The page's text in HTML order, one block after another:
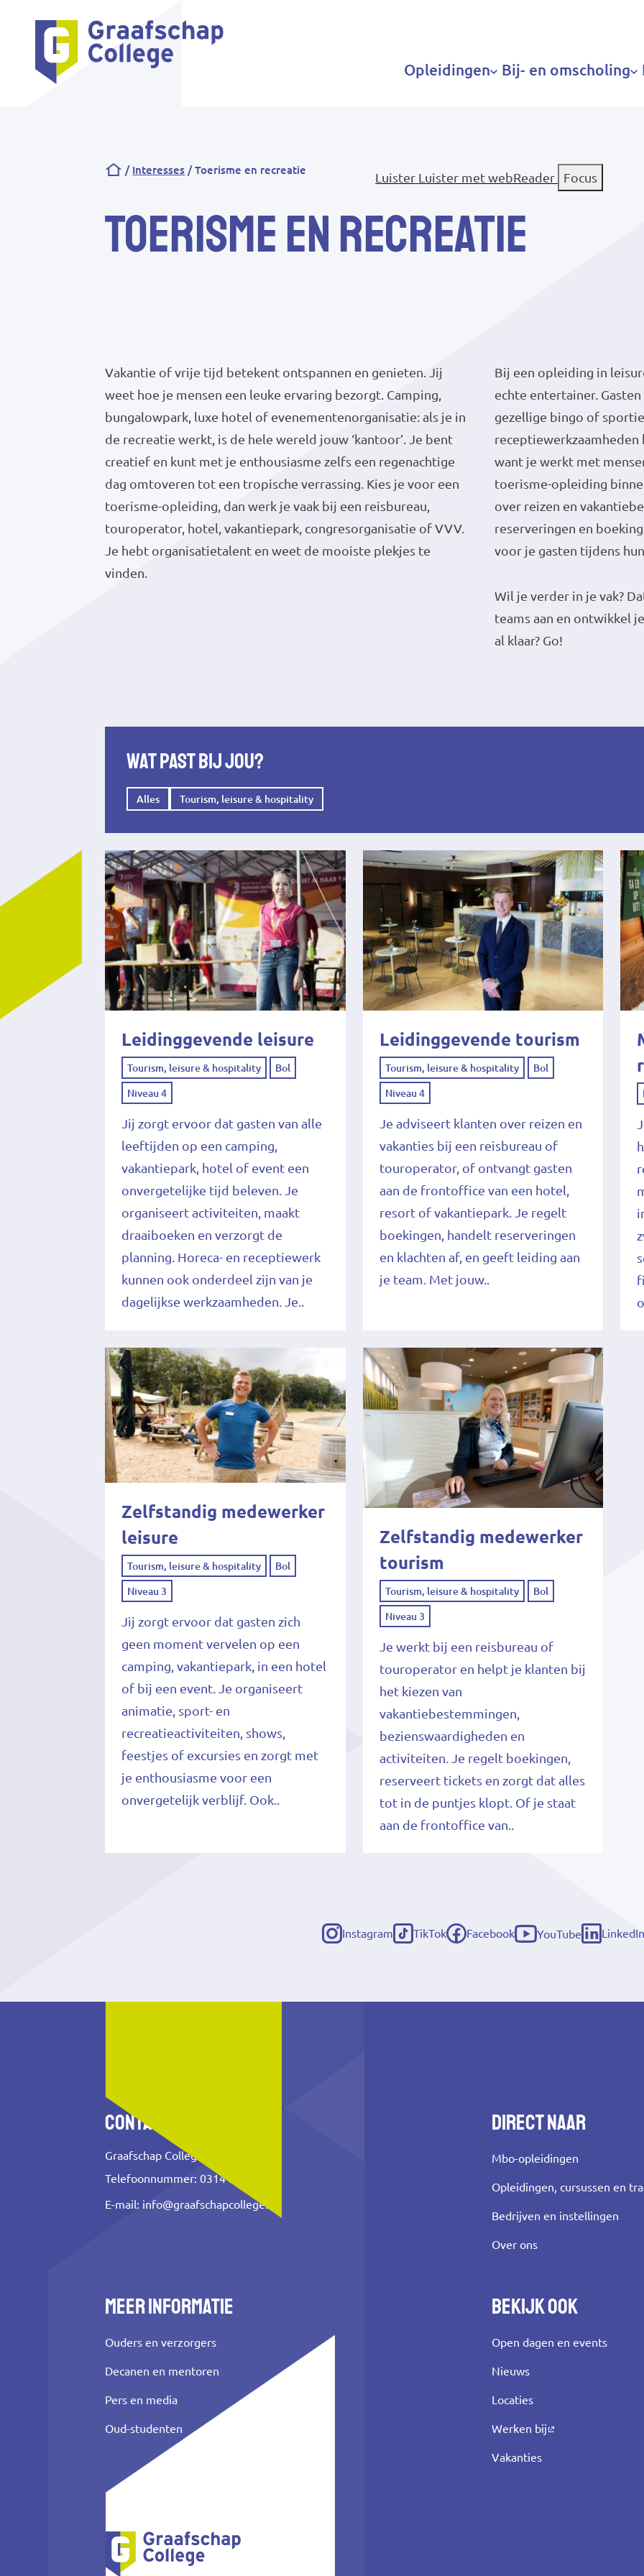
Hoofdnavigatie
Opleidingen Bij- en omscholing
Luister Luister met webReader Focus
Kruimelpad
Interesses Toerisme en recreatie
Toerisme en recreatie
Vakantie of vrije tijd betekent ontspannen en genieten. Jij
weet hoe je mensen een leuke ervaring bezorgt. Camping,
bungalowpark, luxe hotel of evenementenorganisatie: als je in
de recreatie werkt, is de hele wereld jouw ‘kantoor’. Je bent
creatief en kunt met je enthousiasme zelfs een regenachtige
dag omtoveren tot een tropische verrassing. Kies je voor een
toerisme-opleiding, dan werk je vaak bij een reisbureau,
touroperator, hotel, vakantiepark, congresorganisatie of VVV.
Je hebt organisatietalent en weet de mooiste plekjes te
vinden.
Bij een opleiding in
echte entertainer.
gezellige bingo of
receptiewerkzaamheden
want je werkt met
toerisme-opleiding
over reizen en
reserveringen en
voor je gasten tijdens
Wil je verder in je vak?
teams aan en ontwikkel
al klaar? Go!
Wat past bij jou?
Alles Tourism, leisure & hospitality
Leidinggevende leisure
Tourism, leisure & hospitality Bol
Niveau 4
Jij zorgt ervoor dat gasten van alle
leeftijden op een camping,
vakantiepark, hotel of event een
onvergetelijke tijd beleven. Je
organiseert activiteiten, maakt
draaiboeken en verzorgt de
planning. Horeca- en receptiewerk
kunnen ook onderdeel zijn van je
dagelijkse werkzaamheden. Je..
Leidinggevende tourism
Tourism, leisure & hospitality Bol
Niveau 4
Je adviseert klanten over reizen en
vakanties bij een reisbureau of
touroperator, of ontvangt gasten
aan de frontoffice van een hotel,
resort of vakantiepark. Je regelt
boekingen, handelt reserveringen
en klachten af, en geeft leiding aan
je team. Met jouw..
Zelfstandig medewerker
leisure
Tourism, leisure & hospitality Bol
Niveau 3
Jij zorgt ervoor dat gasten zich
geen moment vervelen op een
camping, vakantiepark, in een hotel
of bij een event. Je organiseert
animatie, sport- en
recreatieactiviteiten, shows,
feestjes of excursies en zorgt met
je enthousiasme voor een
onvergetelijk verblijf. Ook..
Zelfstandig medewerker
tourism
Tourism, leisure & hospitality Bol
Niveau 3
Je werkt bij een reisbureau of
touroperator en helpt je klanten bij
het kiezen van
vakantiebestemmingen,
bezienswaardigheden en
activiteiten. Je regelt boekingen,
reserveert tickets en zorgt dat alles
tot in de puntjes klopt. Of je staat
aan de frontoffice van..
Instagram
(externe
TikTok
(externe
Facebook
(externe
YouTube
(externe
LinkedIn
(externe
Contact
Graafschap College
Telefoonnummer: 0314 353 500
E-mail: info@graafschapcollege.nl
Direct naar
Mbo-opleidingen
Opleidingen, cursussen en
Bedrijven en instellingen
Over ons
Meer informatie
Ouders en verzorgers
Decanen en mentoren
Pers en media
Oud-studenten
Bekijk ook
Open dagen en events
Nieuws
Locaties
Werken bij
Vakanties